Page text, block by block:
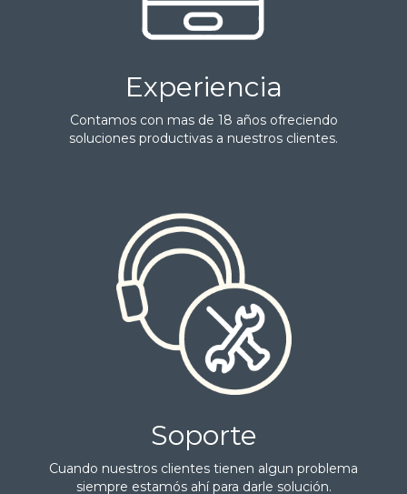
Experiencia
Contamos con mas de 18 años ofreciendo
soluciones productivas a nuestros clientes.
Soporte
Cuando nuestros clientes tienen algun problema
siempre estamós ahí para darle solución.